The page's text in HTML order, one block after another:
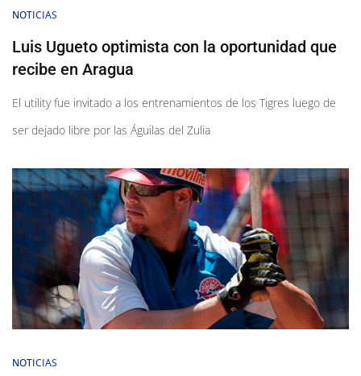
NOTICIAS
Luis Ugueto optimista con la oportunidad que
recibe en Aragua
El utility fue invitado a los entrenamientos de los Tigres luego de
ser dejado libre por las Águilas del Zulia
NOTICIAS